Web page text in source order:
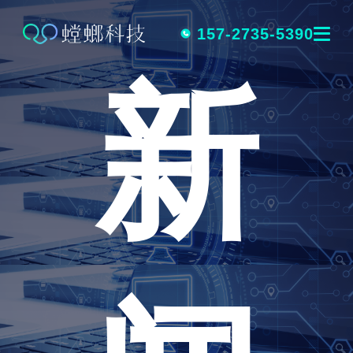
跳
内
容
157-2735-5390
新